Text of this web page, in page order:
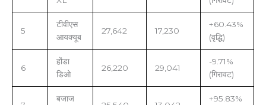
5
टीवीएस
आयक्यूब
27,642 17,230
+60.43%
(वृद्धि)
6
होंडा
डिओ
26,220 29,041
-9.71%
(गिरावट)
बजाज
+95.83%